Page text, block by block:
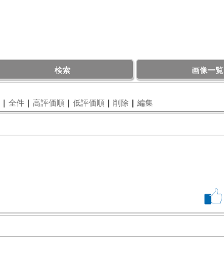
検索 画像一覧
| 全件 | 高評価順 | 低評価順 | 削除 | 編集